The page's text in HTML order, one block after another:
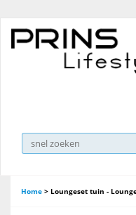
Home > Loungeset tuin -